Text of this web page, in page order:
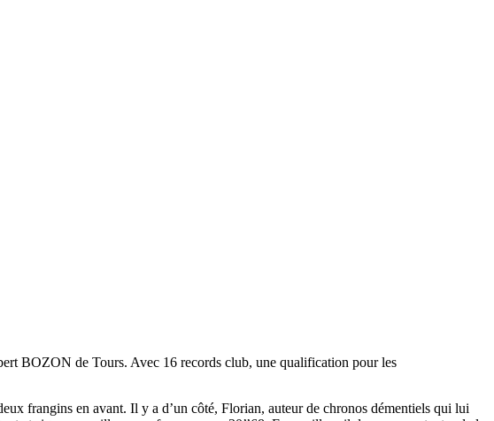
BOZON de Tours. Avec 16 records club, une qualification pour les
frangins en avant. Il y a d’un côté, Florian, auteur de chronos démentiels qui lui